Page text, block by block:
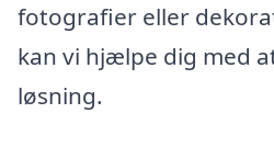
fotografier eller
kan vi hjælpe dig med
løsning.